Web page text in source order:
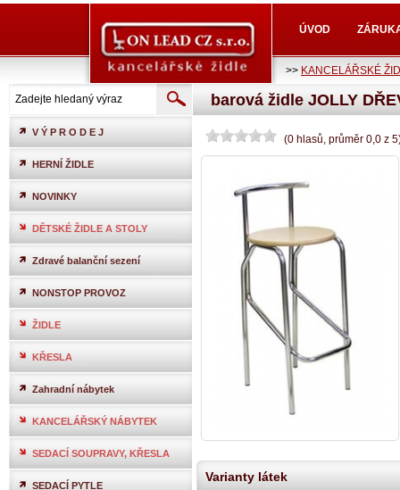
ÚVOD
>> KANCELÁŘSKÉ
V Ý P R O D E J
HERNÍ ŽIDLE
NOVINKY
DĚTSKÉ ŽIDLE A STOLY
Zdravé balanční sezení
NONSTOP PROVOZ
ŽIDLE
KŘESLA
Zahradní nábytek
KANCELÁŘSKÝ NÁBYTEK
SEDACÍ SOUPRAVY, KŘESLA
SEDACÍ PYTLE
barová židle JOLLY
(0 hlasů, průměr 0,0 z 5
Varianty látek